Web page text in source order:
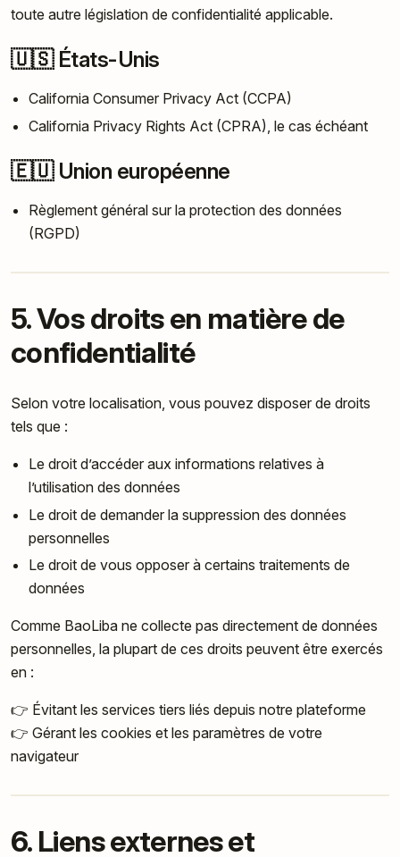
toute autre législation de confidentialité applicable.
🇺🇸 États-Unis
California Consumer Privacy Act (CCPA)
California Privacy Rights Act (CPRA), le cas échéant
🇪🇺 Union européenne
Règlement général sur la protection des données
(RGPD)
5. Vos droits en matière de
confidentialité
Selon votre localisation, vous pouvez disposer de droits
tels que :
Le droit d’accéder aux informations relatives à
l’utilisation des données
Le droit de demander la suppression des données
personnelles
Le droit de vous opposer à certains traitements de
données
Comme BaoLiba ne collecte pas directement de données
personnelles, la plupart de ces droits peuvent être exercés
en :
👉 Évitant les services tiers liés depuis notre plateforme
👉 Gérant les cookies et les paramètres de votre
navigateur
6. Liens externes et